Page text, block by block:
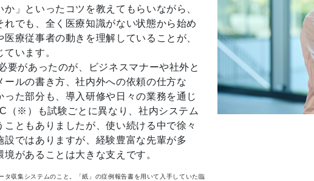
」といったコツを教えてもらいながら、
でも、全く医療知識がない状態から始め
療従事者の動きを理解していることが、
います。
要があったのが、ビジネスマナーや社外と
ルの書き方、社内外への依頼の仕方な
た部分も、導入研修や日々の業務を通じ
（※）も試験ごとに異なり、社内システム
ともありましたが、使い続ける中で徐々
ではありますが、経験豊富な先輩が多
があることは大きな支えです。
収集システムのこと。「紙」の症例報告書を用いて入手していた臨